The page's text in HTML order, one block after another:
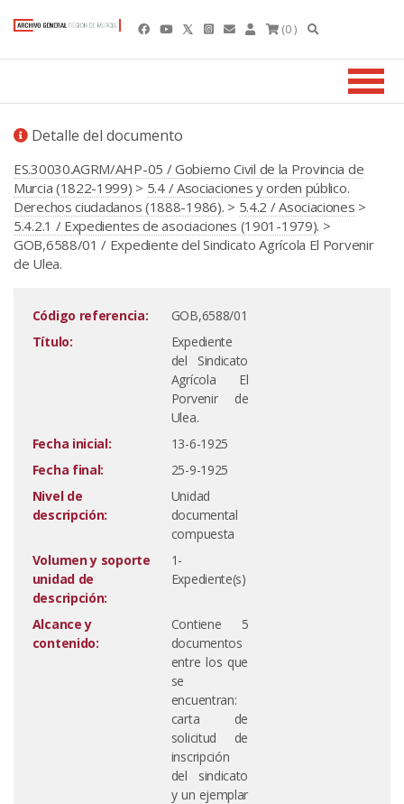
(0 )
Detalle del documento
ES.30030.AGRM/AHP-05 / Gobierno Civil de la Provincia de
Murcia (1822-1999) > 5.4 / Asociaciones y orden público.
Derechos ciudadanos (1888-1986). > 5.4.2 / Asociaciones >
5.4.2.1 / Expedientes de asociaciones (1901-1979). >
GOB,6588/01 / Expediente del Sindicato Agrícola El Porvenir
de Ulea.
Código referencia:
GOB,6588/01
Título:
Expediente
del Sindicato
Agrícola El
Porvenir de
Ulea.
Fecha inicial:
13-6-1925
Fecha final:
25-9-1925
Nivel de
descripción:
Unidad
documental
compuesta
Volumen y soporte
unidad de
descripción:
1-
Expediente(s)
Alcance y
contenido:
Contiene 5
documentos
entre los que
se
encuentran:
carta de
solicitud de
inscripción
del sindicato
y un ejemplar